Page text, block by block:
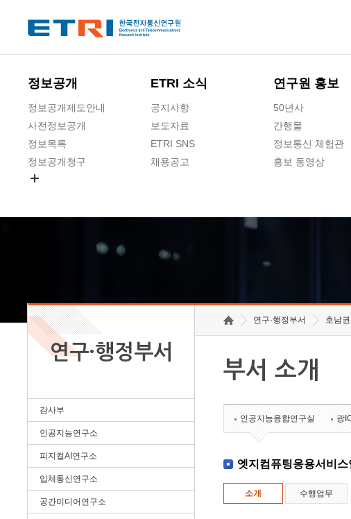
정보공개
정보공개제도안내
사전정보공개
정보목록
정보공개청구
ETRI 소식
공지사항
보도자료
ETRI SNS
채용공고
연구원 홍보
50년사
간행물
정보통신 체험관
홍보 동영상
연구·행정부서
감사부
인공지능연구소
피지컬AI연구소
입체통신연구소
공간미디어연구소
연구·행정부서 호남
부서 소개
인공지능융합연구실 광
엣지컴퓨팅응용서비스
소개 수행업무